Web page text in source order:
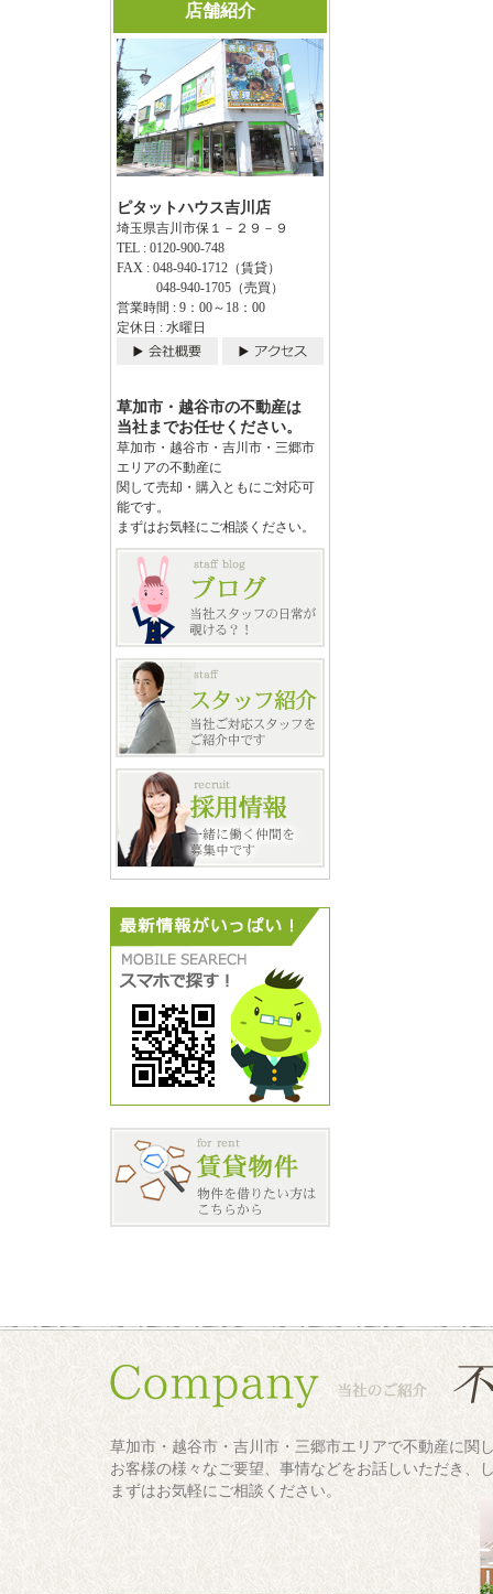
店舗紹介
ピタットハウス吉川店
埼玉県吉川市保１－２９－９
TEL : 0120-900-748
FAX : 048-940-1712（賃貸）
048-940-1705（売買）
営業時間 : 9：00～18：00
定休日 : 水曜日
草加市・越谷市の不動産は
当社までお任せください。
草加市・越谷市・吉川市・三郷市
エリアの不動産に
関して売却・購入ともにご対応可
能です。
まずはお気軽にご相談ください。
草加市・越谷市・吉川市・三郷市エリアで不動産に関
お客様の様々なご要望、事情などをお話しいただき、
まずはお気軽にご相談ください。